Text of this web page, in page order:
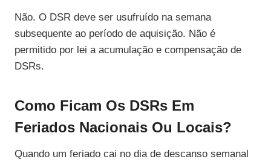
Não. O DSR deve ser usufruído na semana
subsequente ao período de aquisição. Não é
permitido por lei a acumulação e compensação de
DSRs.
Como Ficam Os DSRs Em
Feriados Nacionais Ou Locais?
Quando um feriado cai no dia de descanso semanal